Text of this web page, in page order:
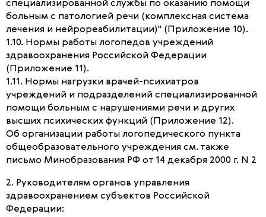
специализированной службы по оказанию помощи
больным с патологией речи (комплексная система
лечения и нейрореабилитации)" (Приложение 10).
1.10. Нормы работы логопедов учреждений
здравоохранения Российской Федерации
(Приложение 11).
1.11. Нормы нагрузки врачей-психиатров
учреждений и подразделений специализированной
помощи больным с нарушениями речи и других
высших психических функций (Приложение 12).
Об организации работы логопедического пункта
общеобразовательного учреждения см. также
письмо Минобразования РФ от 14 декабря 2000 г. N 2
2. Руководителям органов управления
здравоохранением субъектов Российской
Федерации: